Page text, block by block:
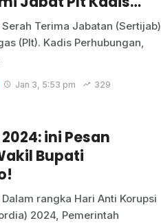
Serah Terima Jabatan (Sertijab)
(Plt). Kadis Perhubungan,
Jan 3, 5:53 pm 329
ini Pesan
Bupati
Dalam rangka Hari Anti Korupsi
2024, Pemerintah